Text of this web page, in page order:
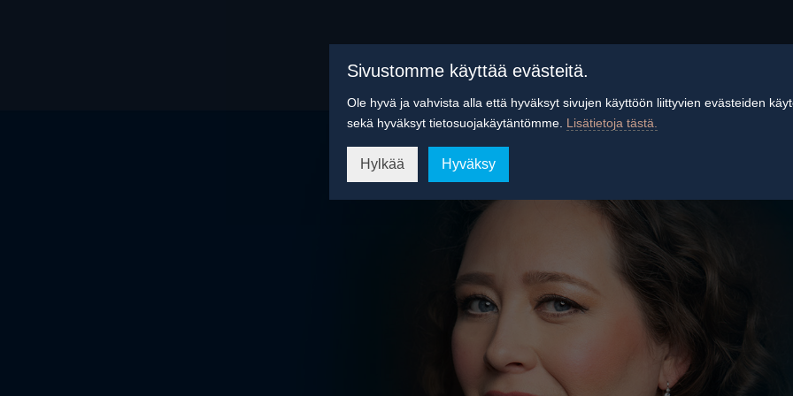
Sivustomme käyttää evästeitä.
Ole hyvä ja vahvista alla että hyväksyt sivujen käyttöön liittyvien evästeiden
sekä hyväksyt tietosuojakäytäntömme. Lisätietoja tästä.
Hylkää Hyväksy